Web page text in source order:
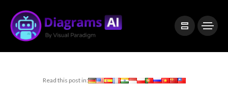
Read this post in: